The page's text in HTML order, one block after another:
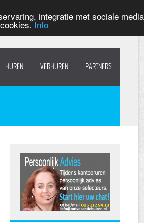
integratie met sociale media
Info
HUREN VERHUREN PARTNERS